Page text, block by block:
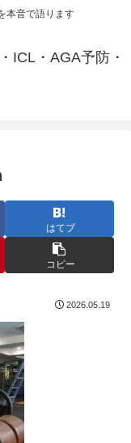
本音で語ります
ICL・AGA予防・
はてブ
コピー
2026.05.19